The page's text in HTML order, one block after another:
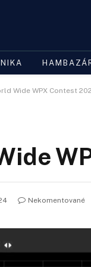
Wide WPX Contest
Nekomentované